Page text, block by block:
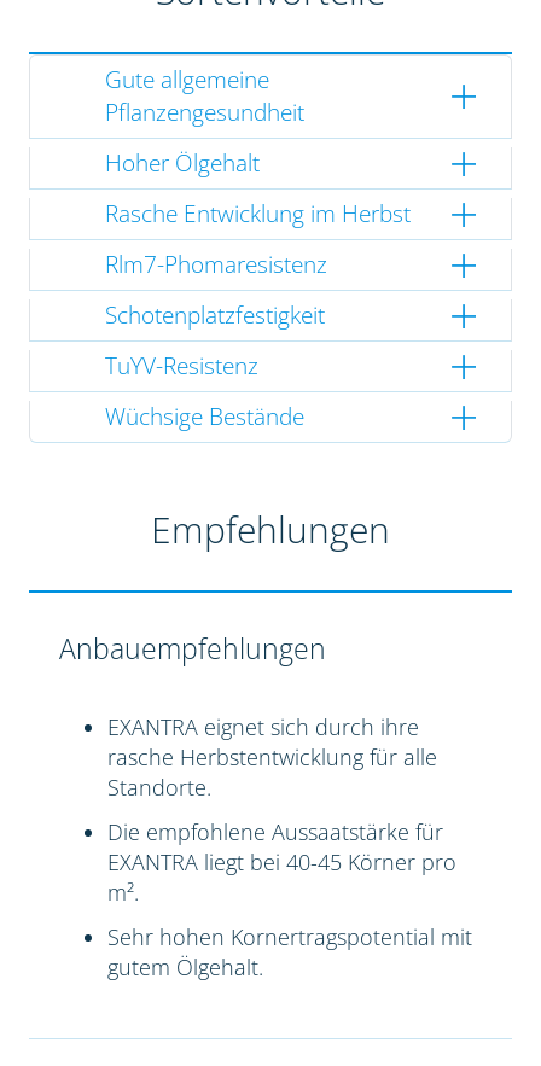
Gute allgemeine
Pflanzengesundheit
Hoher Ölgehalt
Rasche Entwicklung im Herbst
Rlm7-Phomaresistenz
Schotenplatzfestigkeit
TuYV-Resistenz
Wüchsige Bestände
Empfehlungen
Anbauempfehlungen
EXANTRA eignet sich durch ihre
rasche Herbstentwicklung für alle
Standorte.
Die empfohlene Aussaatstärke für
EXANTRA liegt bei 40-45 Körner pro
m².
Sehr hohen Kornertragspotential mit
gutem Ölgehalt.